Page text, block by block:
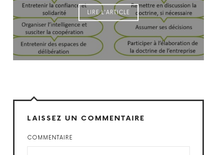
LIRE L'ARTICLE
LAISSEZ UN COMMENTAIRE
COMMENTAIRE